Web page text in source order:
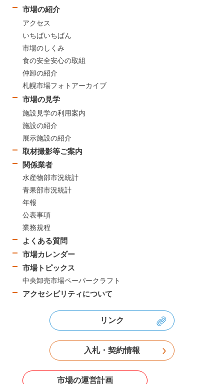
市場の紹介
アクセス
いちばいちばん
市場のしくみ
食の安全安心の取組
仲卸の紹介
札幌市場フォトアーカイブ
市場の見学
施設見学の利用案内
施設の紹介
展示施設の紹介
取材撮影等ご案内
関係業者
水産物部市況統計
青果部市況統計
年報
公表事項
業務規程
よくある質問
市場カレンダー
市場トピックス
中央卸売市場ペーパークラフト
アクセシビリティについて
リンク
入札・契約情報
市場の運営計画